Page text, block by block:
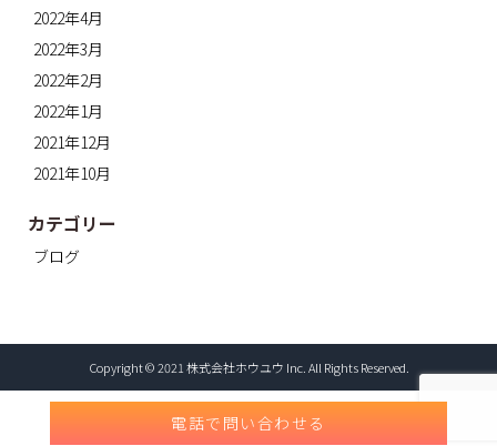
2022年4月
2022年3月
2022年2月
2022年1月
2021年12月
2021年10月
カテゴリー
ブログ
電話で問い合わせる
Copyright © 2021 株式会社ホウユウ Inc. All Rights Reserved.